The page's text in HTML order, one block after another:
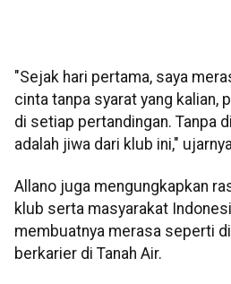
"Sejak hari pertama, saya
cinta tanpa syarat yang kalian,
di setiap pertandingan. Tanpa
adalah jiwa dari klub ini,"
Allano juga mengungkapkan
klub serta masyarakat
membuatnya merasa seperti
berkarier di Tanah Air.